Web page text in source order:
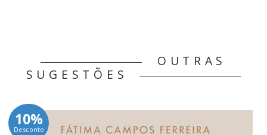
OUTRAS
SUGESTÕES
10%
Desconto